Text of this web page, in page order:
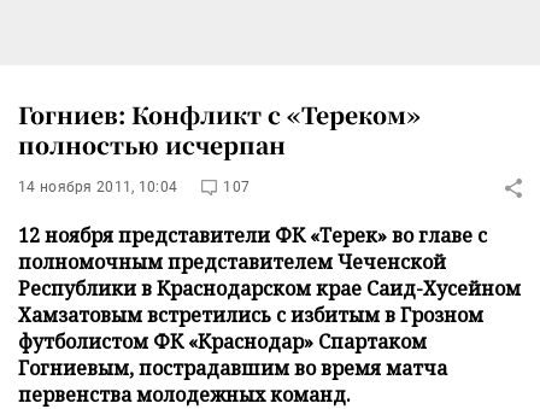
Гогниев: Конфликт с «Тереком»
полностью исчерпан
14 ноября 2011, 10:04 107
12 ноября представители ФК «Терек» во главе с
полномочным представителем Чеченской
Республики в Краснодарском крае Саид-Хусейном
Хамзатовым встретились с избитым в Грозном
футболистом ФК «Краснодар» Спартаком
Гогниевым, пострадавшим во время матча
первенства молодежных команд.